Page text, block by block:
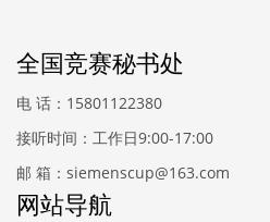
全国竞赛秘书处
电 话：15801122380
接听时间：工作日9:00-17:00
邮 箱：siemenscup@163.com
网站导航